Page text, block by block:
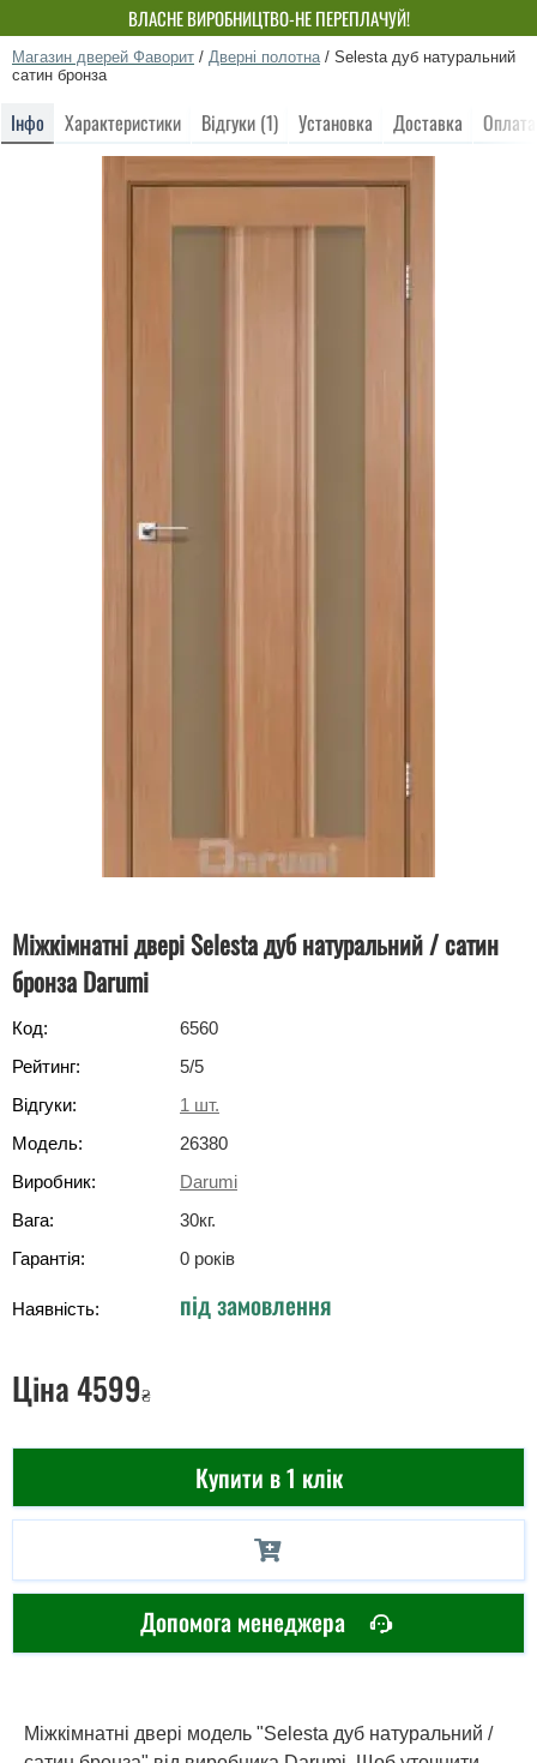
ВЛАСНЕ ВИРОБНИЦТВО-НЕ ПЕРЕПЛАЧУЙ!
Магазин дверей Фаворит / Дверні полотна / Selesta дуб натуральний
сатин бронза
Інфо Характеристики Відгуки (1) Установка Доставка Оплата
Міжкімнатні двері Selesta дуб натуральний / сатин
бронза Darumi
Код:
6560
Рейтинг:
5/5
Відгуки:
1 шт.
Модель:
26380
Виробник:
Darumi
Вага:
30кг.
Гарантія:
0 років
Наявність: під замовлення
Ціна4599₴
Купити в 1 клік
Допомога менеджера
Міжкімнатні двері модель "Selesta дуб натуральний /